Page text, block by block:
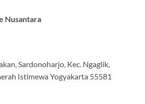
Nusantara
Sardonoharjo, Kec. Ngaglik,
Istimewa Yogyakarta 55581